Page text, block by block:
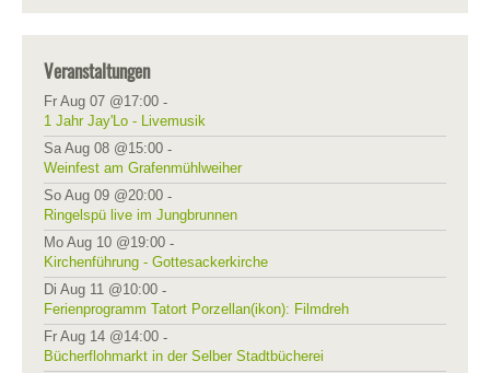
Veranstaltungen
Fr Aug 07 @17:00 -
1 Jahr Jay'Lo - Livemusik
Sa Aug 08 @15:00 -
Weinfest am Grafenmühlweiher
So Aug 09 @20:00 -
Ringelspü live im Jungbrunnen
Mo Aug 10 @19:00 -
Kirchenführung - Gottesackerkirche
Di Aug 11 @10:00 -
Ferienprogramm Tatort Porzellan(ikon): Filmdreh
Fr Aug 14 @14:00 -
Bücherflohmarkt in der Selber Stadtbücherei